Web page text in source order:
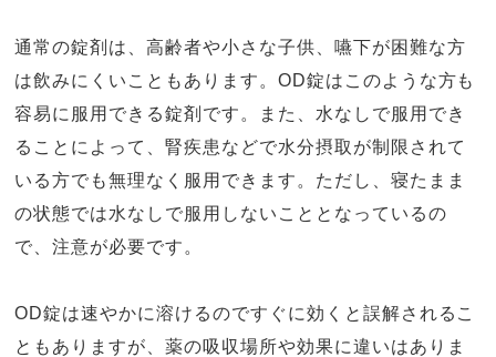
通常の錠剤は、高齢者や小さな子供、嚥下が困難な方
は飲みにくいこともあります。 OD錠はこのような方も
容易に服用できる錠剤です。また、水なしで服用でき
ることによって、腎疾患などで水分摂取が制限されて
いる方でも無理なく服用できます。ただし、寝たまま
の状態では水なしで服用しないこととなっているの
で、注意が必要です。
OD錠は速やかに溶けるのですぐに効くと誤解されるこ
ともありますが、薬の吸収場所や効果に違いはありま